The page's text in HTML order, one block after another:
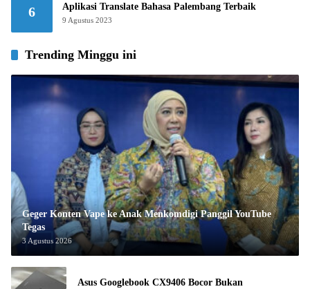
6 Aplikasi Translate Bahasa Palembang Terbaik
9 Agustus 2023
Trending Minggu ini
Geger Konten Vape ke Anak Menkomdigi Panggil YouTube
Tegas
3 Agustus 2026
Asus Googlebook CX9406 Bocor Bukan